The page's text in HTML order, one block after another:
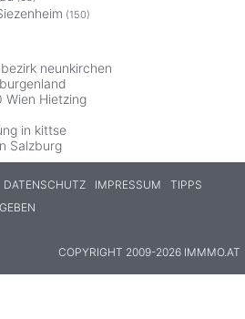
(150)
neunkirchen
Wien Hietzing
in kittse
Salzburg
DATENSCHUTZ IMPRESSUM
TIPPS
COPYRIGHT 2009-2026 IMMMO.AT